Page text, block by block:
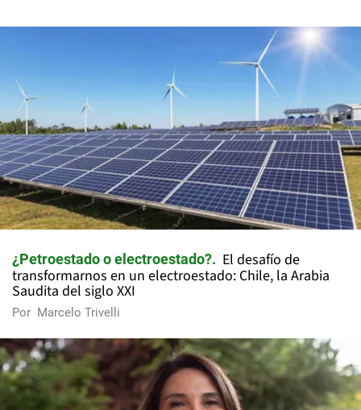
¿Petroestado o electroestado?
El desafío de
transformarnos en un electroestado: Chile, la Arabia
Saudita del siglo XXI
Por Marcelo Trivelli